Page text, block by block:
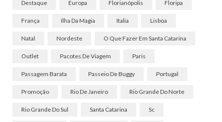
Destaque Europa Florianópolis Floripa
França Ilha Da Magia Italia Lisboa
Natal Nordeste O Que Fazer Em Santa Catarina
Outlet Pacotes De Viagem Paris
Passagem Barata Passeio De Buggy Portugal
Promoção Rio De Janeiro Rio Grande Do Norte
Rio Grande Do Sul Santa Catarina Sc